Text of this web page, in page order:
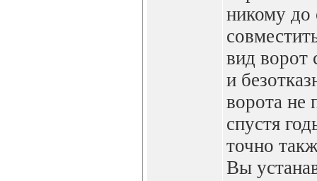
никому до
вид ворот
и
ворота не
спустя
точно
Вы